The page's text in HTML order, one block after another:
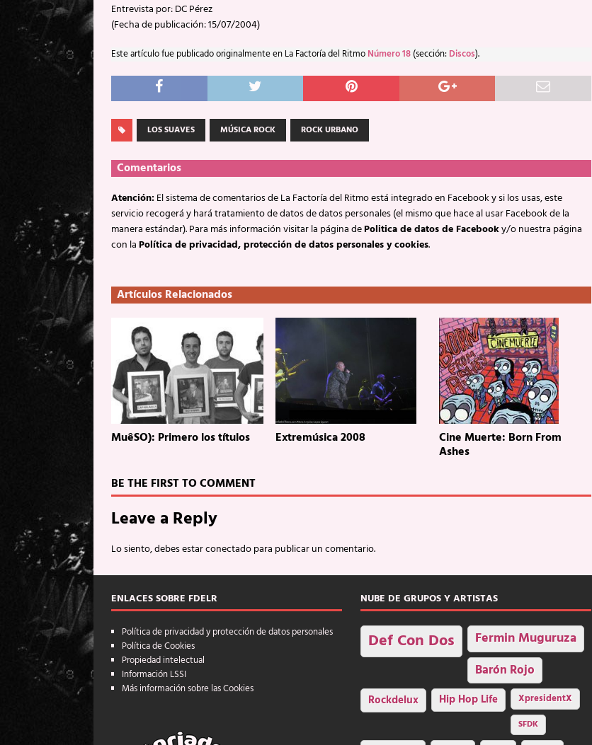
Entrevista por: DC Pérez
(Fecha de publicación: 15/07/2004)
Este artículo fue publicado originalmente en La Factoría del Ritmo Número 18 (sección: Discos).
LOS SUAVES MÚSICA ROCK ROCK URBANO
Comentarios
Atención:El sistema de comentarios de La Factoría del Ritmo está integrado en Facebook y si los usas, este
servicio recogerá y hará tratamiento de datos de datos personales (el mismo que hace al usar Facebook de la
manera estándar). Para más información visitar la página dePolitica de datos de Facebooky/o nuestra página
con laPolítica de privacidad, protección de datos personales y cookies.
Artículos Relacionados
MuêSO): Primero los títulos Extremúsica 2008 Cine Muerte: Born From
Ashes
BE THE FIRST TO COMMENT
Leave a Reply
Lo siento, debes estarconectadopara publicar un comentario.
ENLACES SOBRE FDELR
Política de privacidad y protección de datos personales
Política de Cookies
Propiedad intelectual
Información LSSI
Más información sobre las Cookies
NUBE DE GRUPOS Y ARTISTAS
Def Con Dos Fermin Muguruza
Barón Rojo
Rockdelux Hip Hop Life
XpresidentX
SFDK